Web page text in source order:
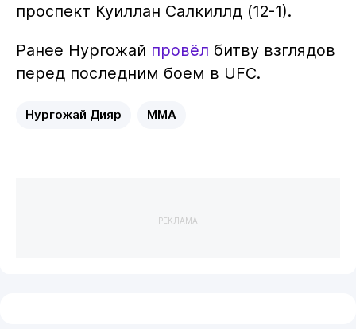
проспект Куиллан Салкиллд (12-1).
Ранее Нургожай провёл битву взглядов
перед последним боем в UFC.
Нургожай Дияр MMA
РЕКЛАМА